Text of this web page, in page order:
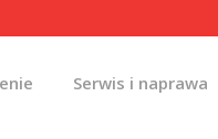
Serwis i naprawa